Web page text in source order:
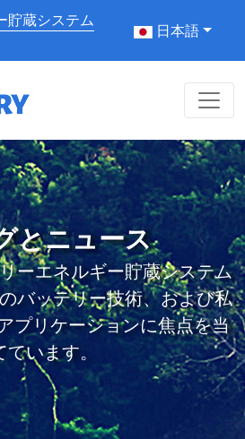
貯蔵システム
日本語
とニュース
ーエネルギー貯蔵システム
バッテリー技術、および私
プリケーションに焦点を当
ています。